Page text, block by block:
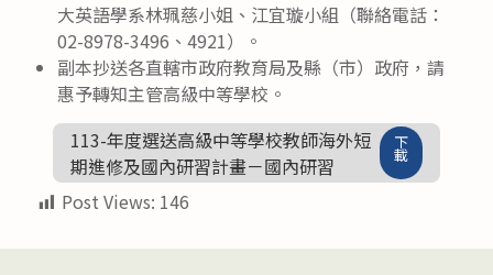
大英語學系林珮慈小姐、江宜璇小組（聯絡電話：
02-8978-3496、4921）。
副本抄送各直轄市政府教育局及縣（市）政府，請
惠予轉知主管高級中等學校。
113-年度選送高級中等學校教師海外短
期進修及國內研習計畫－國內研習
下
載
Post Views: 146